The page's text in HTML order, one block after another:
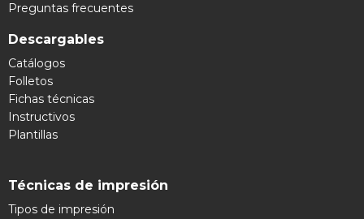
Preguntas frecuentes
Descargables
Catálogos
Folletos
Fichas técnicas
Instructivos
Plantillas
Técnicas de impresión
Tipos de impresión